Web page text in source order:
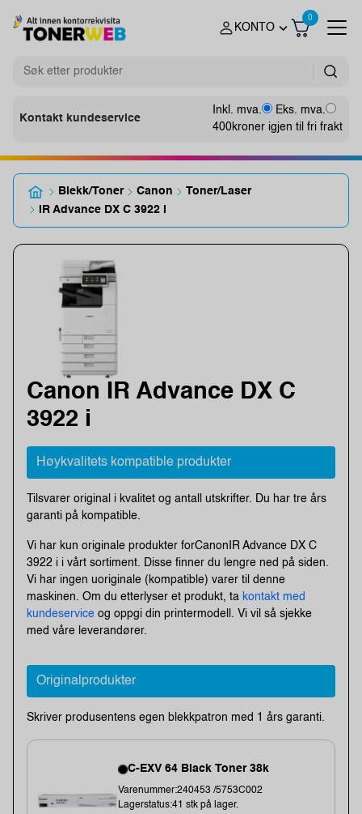
KONTO
0
Kontakt kundeservice
Inkl. mva.
Eks. mva.
400kroner igjen til fri frakt
Blekk/Toner Canon
Toner/Laser
IR Advance DX C 3922 i
Canon IR Advance DX C
3922 i
Høykvalitets kompatible produkter
Tilsvarer original i kvalitet og antall utskrifter. Du har tre års
garanti på kompatible.
Vi har kun originale produkter forCanonIR Advance DX C
3922 i i vårt sortiment. Disse finner du lengre ned på siden.
Vi har ingen uoriginale (kompatible) varer til denne
maskinen. Om du etterlyser et produkt, ta kontakt med
kundeservice og oppgi din printermodell. Vi vil så sjekke
med våre leverandører.
Originalprodukter
Skriver produsentens egen blekkpatron med 1 års garanti.
C-EXV 64 Black Toner 38k
Varenummer:240453 /5753C002
Lagerstatus:41 stk på lager.